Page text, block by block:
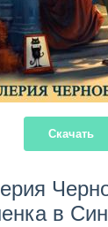
Скачать
в